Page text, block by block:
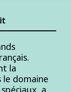
la
domaine
a